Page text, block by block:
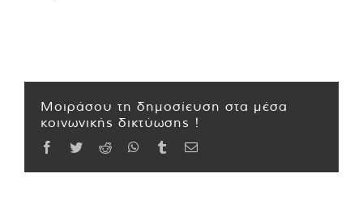
Μοιράσου τη δημοσίευση στα μέσα
κοινωνικής δικτύωσης !
Facebook
TwitterReddit WhatsApp
TumblrEmail